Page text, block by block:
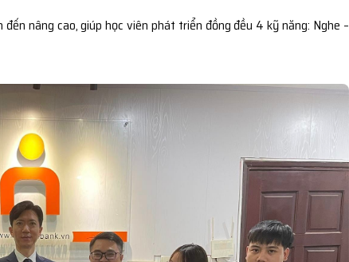
nâng cao, giúp học viên phát triển đồng đều 4 kỹ năng: Nghe –